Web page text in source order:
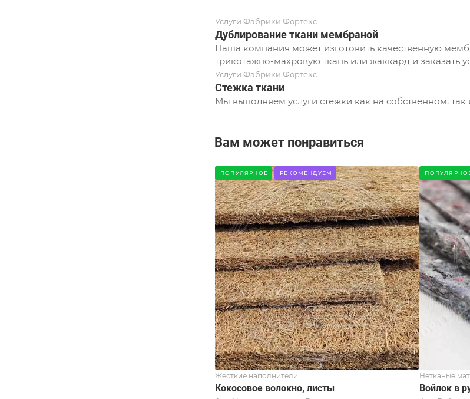
Услуги Фабрики Фортекс
Дублирование ткани мембраной
Наша компания может изготовить качественную
трикотажно-махровую ткань или жаккард и заказать
Услуги Фабрики Фортекс
Стежка ткани
Мы выполняем услуги стежки как на собственном, так
Вам может понравиться
ПОПУЛЯРНОЕ РЕКОМЕНДУЕМ
Жесткие наполнители
Кокосовое волокно, листы
Нетканые
Войлок в